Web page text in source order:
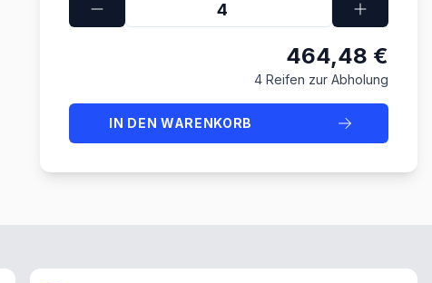
464,48 €
4 Reifen zur Abholung
IN DEN WARENKORB